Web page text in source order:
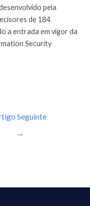
pela
de 184
a entrada em vigor da
Security
Seguinte
→